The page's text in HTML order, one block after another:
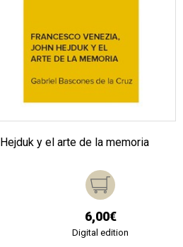
y el arte de la memoria
6,00€
Digital edition